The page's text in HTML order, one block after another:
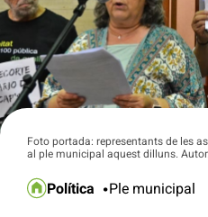
Foto portada: representants de les
al ple municipal aquest dilluns.
Política Ple municipal